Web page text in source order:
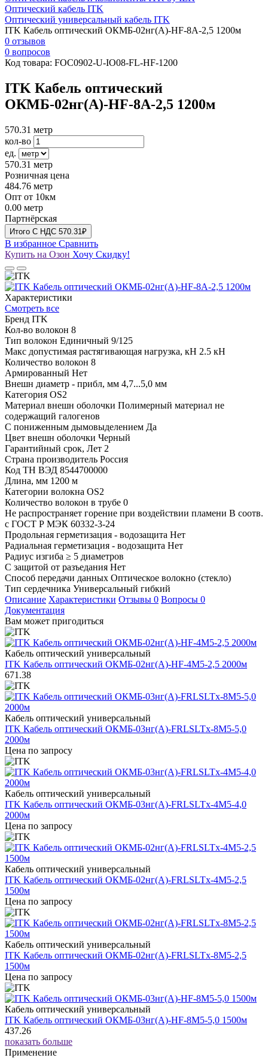
Оптический кабель ITK
Оптический универсальный кабель ITK
ITK Кабель оптический ОКМБ-02нг(А)-HF-8А-2,5 1200м
0 отзывов
0 вопросов
Код товара: FOC0902-U-IO08-FL-HF-1200
ITK Кабель оптический
ОКМБ-02нг(А)-HF-8А-2,5 1200м
570.31 метр
кол-во
ед.
570.31 метр
Розничная цена
484.76 метр
Опт от 10км
0.00 метр
Партнёрская
Итого C НДС 570.31₽
В избранное Сравнить
Купить на Озон Хочу Скидку!
Характеристики
Смотреть все
Бренд ITK
Кол-во волокон 8
Тип волокон Единичный 9/125
Макс допустимая растягивающая нагрузка, кН 2.5 кН
Количество волокон 8
Армированный Нет
Внешн диаметр - прибл, мм 4,7...5,0 мм
Категория OS2
Материал внешн оболочки Полимерный материал не
содержащий галогенов
С пониженным дымовыделением Да
Цвет внешн оболочки Черный
Гарантийный срок, Лет 2
Страна производитель Россия
Код ТН ВЭД 8544700000
Длина, мм 1200 м
Категории волокна OS2
Количество волокон в трубе 0
Не распространяет горение при воздействии пламени В соотв.
с ГОСТ Р МЭК 60332-3-24
Продольная герметизация - водозащита Нет
Радиальная герметизация - водозащита Нет
Радиус изгиба ≥ 5 диаметров
С защитой от разъедания Нет
Способ передачи данных Оптическое волокно (стекло)
Тип сердечника Универсальный гибкий
Описание Характеристики Отзывы 0 Вопросы 0
Документация
Вам может пригодиться
Кабель оптический универсальный
ITK Кабель оптический ОКМБ-02нг(А)-HF-4М5-2,5 2000м
671.38
Кабель оптический универсальный
ITK Кабель оптический ОКМБ-03нг(А)-FRLSLTx-8М5-5,0
2000м
Цена по запросу
Кабель оптический универсальный
ITK Кабель оптический ОКМБ-03нг(А)-FRLSLTx-4М5-4,0
2000м
Цена по запросу
Кабель оптический универсальный
ITK Кабель оптический ОКМБ-02нг(А)-FRLSLTx-4М5-2,5
1500м
Цена по запросу
Кабель оптический универсальный
ITK Кабель оптический ОКМБ-02нг(А)-FRLSLTx-8М5-2,5
1500м
Цена по запросу
Кабель оптический универсальный
ITK Кабель оптический ОКМБ-03нг(А)-HF-8М5-5,0 1500м
437.26
показать больше
Применение